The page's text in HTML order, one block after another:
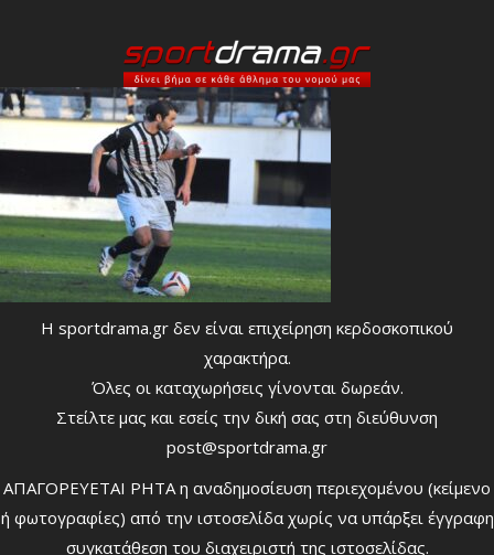
Η sportdrama.gr δεν είναι επιχείρηση κερδοσκοπικού
χαρακτήρα.
Όλες οι καταχωρήσεις γίνονται δωρεάν.
Στείλτε μας και εσείς την δική σας στη διεύθυνση
post@sportdrama.gr
ΑΠΑΓΟΡΕΥΕΤΑΙ ΡΗΤΑ η αναδημοσίευση περιεχομένου (κείμενο
ή φωτογραφίες) από την ιστοσελίδα χωρίς να υπάρξει έγγραφη
συγκατάθεση του διαχειριστή της ιστοσελίδας.